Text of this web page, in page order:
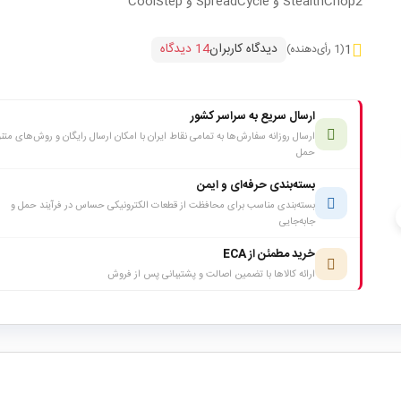
1(1 رأی‌دهنده) دیدگاه کاربران14 دیدگاه
ارسال سریع به سراسر کشور
ارسال روزانه سفارش‌ها به تمامی نقاط ایران با امکان ارسال رایگان و روش‌های
حمل
بسته‌بندی حرفه‌ای و ایمن
بسته‌بندی مناسب برای محافظت از قطعات الکترونیکی حساس در فرآیند حمل و
جابه‌جایی
خرید مطمئن از ECA
ارائه کالاها با تضمین اصالت و پشتیبانی پس از فروش